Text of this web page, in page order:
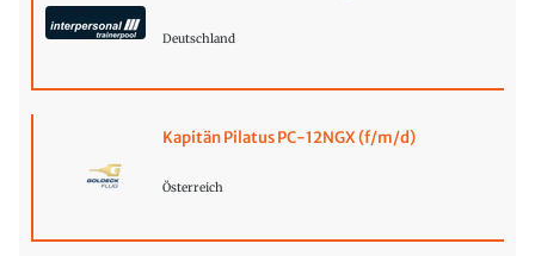
Deutschland
Kapitän Pilatus PC-12NGX (f/m/d)
Österreich